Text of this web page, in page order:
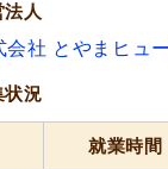
人
会社 とやまヒュ
状況
就業時間